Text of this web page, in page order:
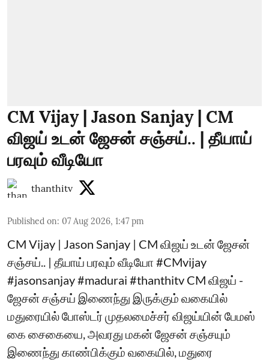
CM Vijay | Jason Sanjay | CM
விஜய் உடன் ஜேசன் சஞ்சய்.. | தீயாய்
பரவும் வீடியோ
thanthitv
Published on: 07 Aug 2026, 1:47 pm
CM Vijay | Jason Sanjay | CM விஜய் உடன் ஜேசன்
சஞ்சய்.. | தீயாய் பரவும் வீடியோ #CMvijay
#jasonsanjay #madurai #thanthitv CM விஜய் -
ஜேசன் சஞ்சய் இணைந்து இருக்கும் வகையில்
மதுரையில் போஸ்டர் முதலமைச்சர் விஜய்யின் பேமஸ்
கை சைகையை, அவரது மகன் ஜேசன் சஞ்சயும்
இணைந்து காண்பிக்கும் வகையில், மதுரை